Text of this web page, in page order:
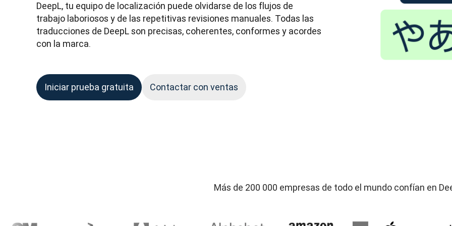
DeepL, tu equipo de localización puede olvidarse de los flujos de
trabajo laboriosos y de las repetitivas revisiones manuales. Todas las
traducciones de DeepL son precisas, coherentes, conformes y acordes
con la marca.
Iniciar prueba gratuita Contactar con ventas
Más de 200 000 empresas de todo el mundo confían en